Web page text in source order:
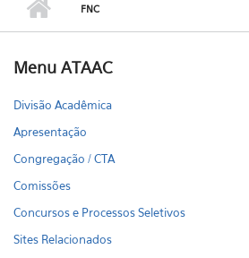
FNC
Menu ATAAC
Divisão Acadêmica
Apresentação
Congregação / CTA
Comissões
Concursos e Processos Seletivos
Sites Relacionados